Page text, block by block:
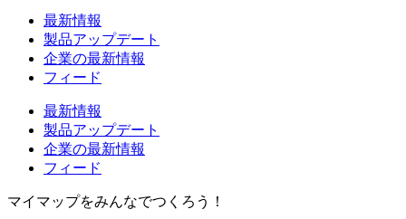
最新情報
製品アップデート
企業の最新情報
フィード
最新情報
製品アップデート
企業の最新情報
フィード
マイマップをみんなでつくろう！